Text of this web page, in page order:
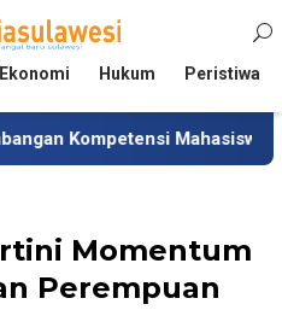
Ekonomi Hukum Peristiwa
Mahasiswa Tim
Momentum
Perempuan